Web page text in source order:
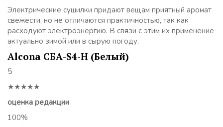
Электрические сушилки придают вещам приятный аромат
свежести, но не отличаются практичностью, так как
расходуют электроэнергию. В связи с этим их применение
актуально зимой или в сырую погоду.
Alcona СБА-S4-H (Белый)
5
★★★★★
оценка редакции
100%